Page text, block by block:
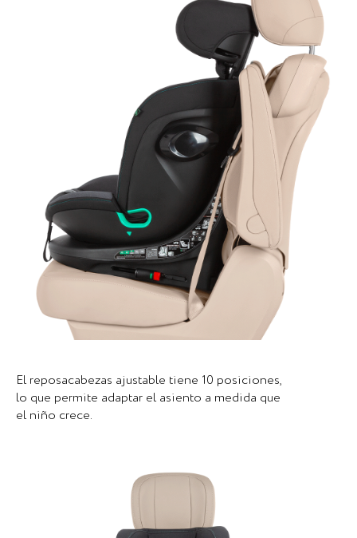
El reposacabezas ajustable tiene 10 posiciones,
lo que permite adaptar el asiento a medida que
el niño crece.